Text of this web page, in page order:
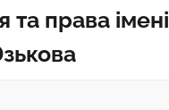
та права імені